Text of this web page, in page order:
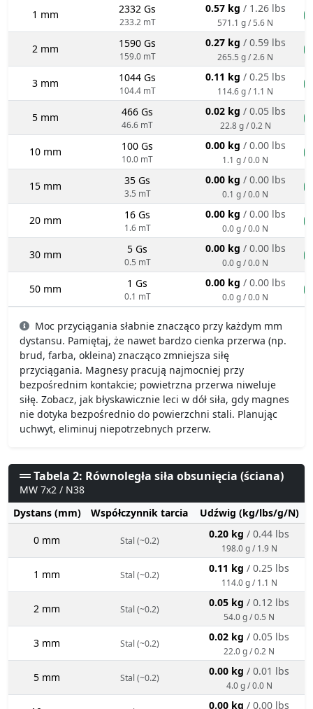
1 mm 2332 Gs
233.2 mT
0.57 kg / 1.26 lbs
571.1 g / 5.6 N
2 mm 1590 Gs
159.0 mT
0.27 kg / 0.59 lbs
265.5 g / 2.6 N
3 mm 1044 Gs
104.4 mT
0.11 kg / 0.25 lbs
114.6 g / 1.1 N
5 mm 466 Gs
46.6 mT
0.02 kg / 0.05 lbs
22.8 g / 0.2 N
10 mm 100 Gs
10.0 mT
0.00 kg / 0.00 lbs
1.1 g / 0.0 N
15 mm 35 Gs
3.5 mT
0.00 kg / 0.00 lbs
0.1 g / 0.0 N
20 mm 16 Gs
1.6 mT
0.00 kg / 0.00 lbs
0.0 g / 0.0 N
30 mm 5 Gs
0.5 mT
0.00 kg / 0.00 lbs
0.0 g / 0.0 N
50 mm 1 Gs
0.1 mT
0.00 kg / 0.00 lbs
0.0 g / 0.0 N
Moc przyciągania słabnie znacząco przy każdym mm
dystansu. Pamiętaj, że nawet bardzo cienka przerwa (np.
brud, farba, okleina) znacząco zmniejsza siłę
przyciągania. Magnesy pracują najmocniej przy
bezpośrednim kontakcie; powietrzna przerwa niweluje
siłę. Zobacz, jak błyskawicznie leci w dół siła, gdy magnes
nie dotyka bezpośrednio do powierzchni stali. Planując
uchwyt, eliminuj niepotrzebnych przerw.
Tabela 2: Równoległa siła obsunięcia (ściana)
MW 7x2 / N38
Dystans (mm)
Współczynnik tarcia Udźwig (kg/lbs/g/N)
0 mm Stal (~0.2)
0.20 kg / 0.44 lbs
198.0 g / 1.9 N
1 mm Stal (~0.2)
0.11 kg / 0.25 lbs
114.0 g / 1.1 N
2 mm Stal (~0.2)
0.05 kg / 0.12 lbs
54.0 g / 0.5 N
3 mm Stal (~0.2)
0.02 kg / 0.05 lbs
22.0 g / 0.2 N
5 mm Stal (~0.2)
0.00 kg / 0.01 lbs
4.0 g / 0.0 N
0.00 kg / 0.00 lbs